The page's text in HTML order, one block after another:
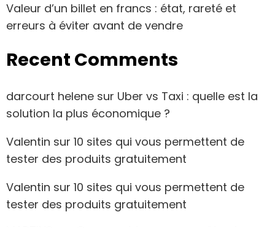
Valeur d’un billet en francs : état, rareté et
erreurs à éviter avant de vendre
Recent Comments
darcourt helene sur Uber vs Taxi : quelle est la
solution la plus économique ?
Valentin sur 10 sites qui vous permettent de
tester des produits gratuitement
Valentin sur 10 sites qui vous permettent de
tester des produits gratuitement